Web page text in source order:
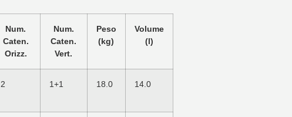
Num.
Caten.
Orizz.
Num.
Caten.
Vert.
Peso
(kg)
Volume
(l)
2 1+1 18.0 14.0